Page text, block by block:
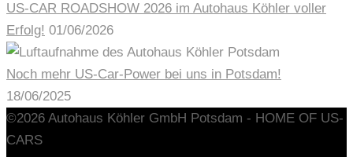
US-CAR ROADSHOW 2026 im Autohaus Köhler voller
Erfolg! 01/06/2026
Noch mehr US-Car-Power bei uns in Potsdam!
18/06/2025
©2026 Autohaus Köhler GmbH Potsdam - HOME OF US-
CARS